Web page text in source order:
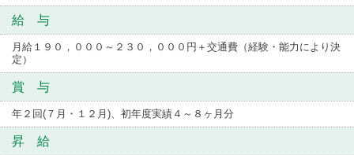
給 与
月給１９０，０００～２３０，０００円＋交通費（経験・能力により決
定）
賞 与
年２回(７月・１２月)、初年度実績４～８ヶ月分
昇 給